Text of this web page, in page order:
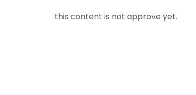
this content is not approve yet.